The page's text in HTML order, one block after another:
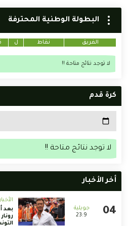
البطولة الوطنية المحترفة
الفريق نقاط ل
لا توجد نتائج متاحة !!
كرة قدم
لا توجد نتائج متاحة !!
أخر الأخبار
23:9
بعد